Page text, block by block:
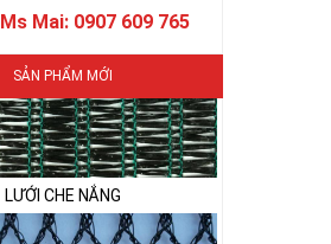
Ms Mai: 0907 609 765
SẢN PHẨM MỚI
LƯỚI CHE NẮNG